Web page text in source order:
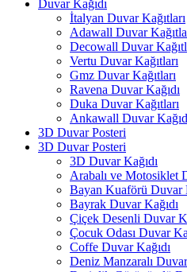
Duvar Kağıdı
İtalyan Duvar Kağıtları
Adawall Duvar
Decowall Duvar
Vertu Duvar Kağıtları
Gmz Duvar Kağıtları
Ravena Duvar Kağıdı
Duka Duvar Kağıtları
Ankawall Duvar
3D Duvar Posteri
3D Duvar Posteri
3D Duvar Kağıdı
Arabalı ve Motosiklet
Bayan Kuaförü Duvar
Bayrak Duvar Kağıdı
Çiçek Desenli Duvar
Çocuk Odası Duvar
Coffe Duvar Kağıdı
Deniz Manzaralı